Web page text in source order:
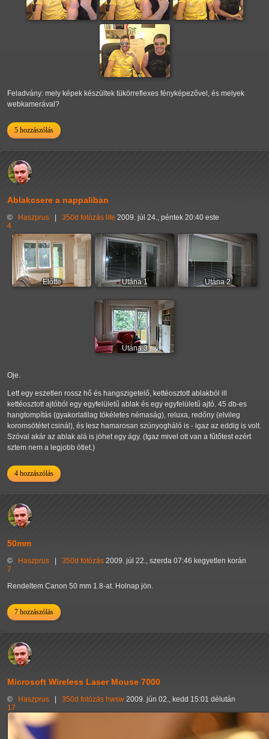
Feladvány: mely képek készültek tükörreflexes fényképezővel, és melyek
webkamerával?
5 hozzászólás
Ablakcsere a nappaliban
© Haszprus 350d fotózás life 2009. júl 24., péntek 20:40 este
4
Előtte Utána 1 Utána 2
Utána 3
Oje.
Lett egy eszetlen rossz hő és hangszigetelő, kettéosztott ablakból ill
kettéosztott ajtóból egy egyfelületű ablak és egy egyfelületű ajtó. 45 db-es
hangtompítás (gyakorlatilag tökéletes némaság), reluxa, redőny (elvileg
koromsötétet csinál), és lesz hamarosan szúnyogháló is - igaz az eddig is volt.
Szóval akár az ablak alá is jöhet egy ágy. (Igaz mivel ott van a fűtőtest ezért
sztem nem a legjobb ötlet.)
4 hozzászólás
50mm
© Haszprus 350d fotózás 2009. júl 22., szerda 07:46 kegyetlen korán
7
Rendeltem Canon 50 mm 1.8-at. Holnap jön.
7 hozzászólás
Microsoft Wireless Laser Mouse 7000
© Haszprus 350d fotózás hwsw 2009. jún 02., kedd 15:01 délután
17